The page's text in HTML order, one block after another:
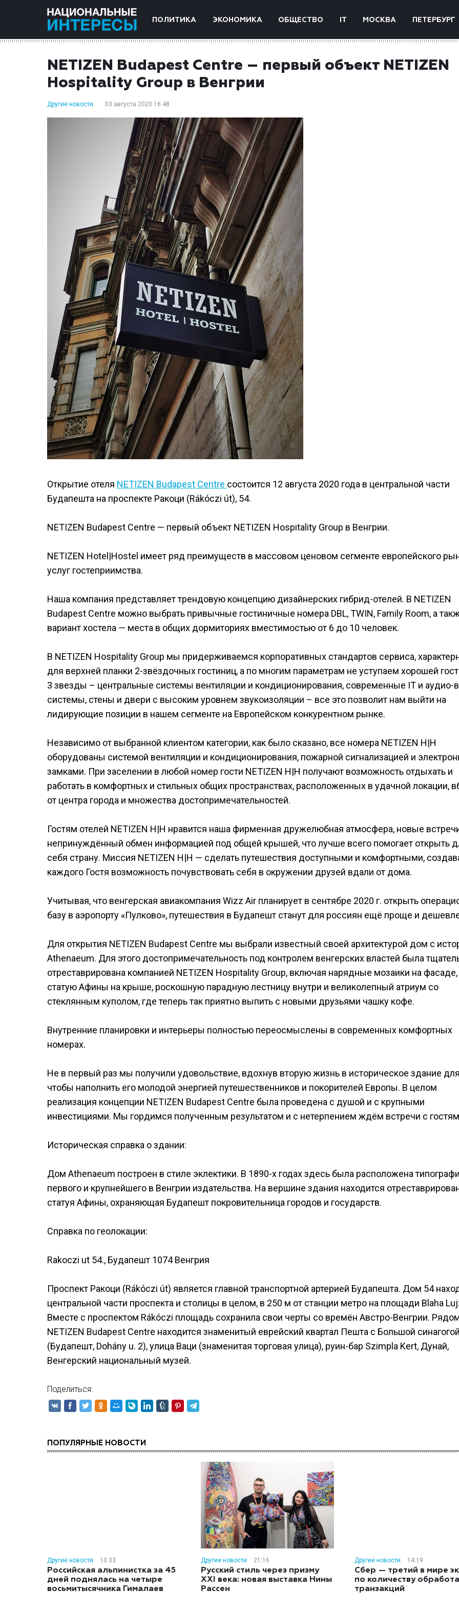
ПОЛИТИКА ЭКОНОМИКА ОБЩЕСТВО IT МОСКВА ПЕТЕРБУРГ
NETIZEN Budapest Centre – первый объект NETIZEN
Hospitality Group в Венгрии
Другие новости 03 августа 2020 16:48
Открытие отеля NETIZEN Budapest Centre состоится 12 августа 2020 года в центральной части
Будапешта на проспекте Ракоци (Rákóczi út), 54.
NETIZEN Budapest Centre — первый объект NETIZEN Hospitality Group в Венгрии.
NETIZEN Hotel|Hostel имеет ряд преимуществ в массовом ценовом сегменте европейского
услуг гостеприимства.
Наша компания представляет трендовую концепцию дизайнерских гибрид-отелей. В NETIZEN
Budapest Centre можно выбрать привычные гостиничные номера DBL, TWIN, Family Room, а
вариант хостела — места в общих дормиториях вместимостью от 6 до 10 человек.
В NETIZEN Hospitality Group мы придерживаемся корпоративных стандартов сервиса,
для верхней планки 2-звёздочных гостиниц, а по многим параметрам не уступаем хорошей
3 звезды – центральные системы вентиляции и кондиционирования, современные IT и аудио-
системы, стены и двери с высоким уровнем звукоизоляции – все это позволит нам выйти на
лидирующие позиции в нашем сегменте на Европейском конкурентном рынке.
Независимо от выбранной клиентом категории, как было сказано, все номера NETIZEN H|H
оборудованы системой вентиляции и кондиционирования, пожарной сигнализацией и
замками. При заселении в любой номер гости NETIZEN H|H получают возможность отдыхать и
работать в комфортных и стильных общих пространствах, расположенных в удачной локации,
от центра города и множества достопримечательностей.
Гостям отелей NETIZEN H|H нравится наша фирменная дружелюбная атмосфера, новые
непринуждённый обмен информацией под общей крышей, что лучше всего помогает открыть
себя страну. Миссия NETIZEN H|H — сделать путешествия доступными и комфортными,
каждого Гостя возможность почувствовать себя в окружении друзей вдали от дома.
Учитывая, что венгерская авиакомпания Wizz Air планирует в сентябре 2020 г. открыть
базу в аэропорту «Пулково», путешествия в Будапешт станут для россиян ещё проще и
Для открытия NETIZEN Budapest Centre мы выбрали известный своей архитектурой дом с
Аthenaeum. Для этого достопримечательность под контролем венгерских властей была
отреставрирована компанией NETIZEN Hospitality Group, включая нарядные мозаики на фасаде,
статую Афины на крыше, роскошную парадную лестницу внутри и великолепный атриум со
стеклянным куполом, где теперь так приятно выпить с новыми друзьями чашку кофе.
Внутренние планировки и интерьеры полностью переосмыслены в современных комфортных
номерах.
Не в первый раз мы получили удовольствие, вдохнув вторую жизнь в историческое здание для
чтобы наполнить его молодой энергией путешественников и покорителей Европы. В целом
реализация концепции NETIZEN Budapest Centre была проведена с душой и с крупными
инвестициями. Мы гордимся полученным результатом и с нетерпением ждём встречи с
Историческая справка о здании:
Дом Athenaeum построен в стиле эклектики. В 1890-х годах здесь была расположена
первого и крупнейшего в Венгрии издательства. На вершине здания находится
статуя Афины, охраняющая Будапешт покровительница городов и государств.
Справка по геолокации:
Rakoczi ut 54., Будапешт 1074 Венгрия
Проспект Ракоци (Rákóczi út) является главной транспортной артерией Будапешта. Дом 54
центральной части проспекта и столицы в целом, в 250 м от станции метро на площади Blaha
Вместе с проспектом Rákóczi площадь сохранила свои черты со времён Австро-Венгрии.
NETIZEN Budapest Centre находится знаменитый еврейский квартал Пешта с Большой синагогой
(Будапешт, Dohány u. 2), улица Ваци (знаменитая торговая улица), руин-бар Szimpla Kert, Дунай,
Венгерский национальный музей.
Поделиться:
ПОПУЛЯРНЫЕ НОВОСТИ
Другие новости 10:33
Российская альпинистка за 45
дней поднялась на четыре
восьмитысячника Гималаев
Другие новости 21:16
Русский стиль через призму
XXI века: новая выставка Нины
Рассен
Другие новости 14:19
Сбер — третий в мире
по количеству
транзакций